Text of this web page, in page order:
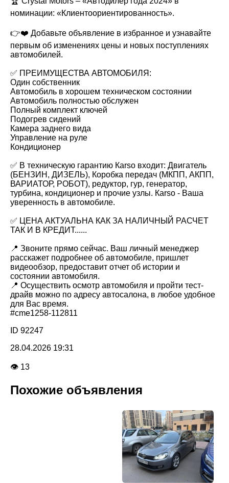
номинации: «Клиентоориентированность».
👉❤️ Добавьте объявление в избранное и узнавайте
первым об изменениях цены и новых поступлениях
автомобилей.
✅ ПРЕИМУЩЕСТВА АВТОМОБИЛЯ:
Один собственник
Автомобиль в хорошем техническом состоянии
Автомобиль полностью обслужен
Полный комплект ключей
Подогрев сидений
Камера заднего вида
Управление на руле
Кондиционер
✅ В техническую гарантию Каrsо входит: Двигатель
(БЕНЗИН, ДИЗЕЛЬ), Коробка передач (МКПП, АКПП,
ВАРИАТОР, РОБОТ), редуктор, гур, генератор,
турбина, кондиционер и прочие узлы. Каrsо - Ваша
уверенность в автомобиле.
✅ ЦЕНА АКТУАЛЬНА КАК ЗА НАЛИЧНЫЙ РАСЧЕТ
ТАК И В КРЕДИТ......
📍 Звоните прямо сейчас. Ваш личный менеджер
расскажет подробнее об автомобиле, пришлет
видеообзор, предоставит отчет об истории и
состоянии автомобиля.
📍 Осуществить осмотр автомобиля и пройти тест-
драйв можно по адресу автосалона, в любое удобное
для Вас время.
#cme1258-112811
ID 92247
28.04.2026 19:31
👁 13
Похожие объявления